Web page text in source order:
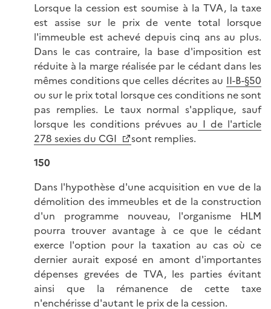
Lorsque la cession est soumise à la TVA, la taxe
est assise sur le prix de vente total lorsque
l'immeuble est achevé depuis cinq ans au plus.
Dans le cas contraire, la base d'imposition est
réduite à la marge réalisée par le cédant dans les
mêmes conditions que celles décrites au II-B-§50
ou sur le prix total lorsque ces conditions ne sont
pas remplies. Le taux normal s'applique, sauf
lorsque les conditions prévues au I de l'article
278 sexies du CGI
sont remplies.
150
Dans l'hypothèse d'une acquisition en vue de la
démolition des immeubles et de la construction
d'un programme nouveau, l'organisme HLM
pourra trouver avantage à ce que le cédant
exerce l'option pour la taxation au cas où ce
dernier aurait exposé en amont d'importantes
dépenses grevées de TVA, les parties évitant
ainsi que la rémanence de cette taxe
n'enchérisse d'autant le prix de la cession.